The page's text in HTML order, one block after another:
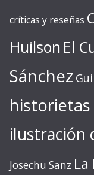
críticas y reseñas
Huilson El
Sánchez
historietas
ilustración
Josechu Sanz